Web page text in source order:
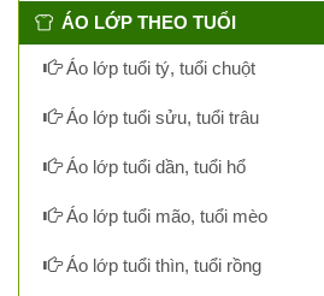
ÁO LỚP THEO TUỔI
Áo lớp tuổi tý, tuổi chuột
Áo lớp tuổi sửu, tuổi trâu
Áo lớp tuổi dần, tuổi hổ
Áo lớp tuổi mão, tuổi mèo
Áo lớp tuổi thìn, tuổi rồng